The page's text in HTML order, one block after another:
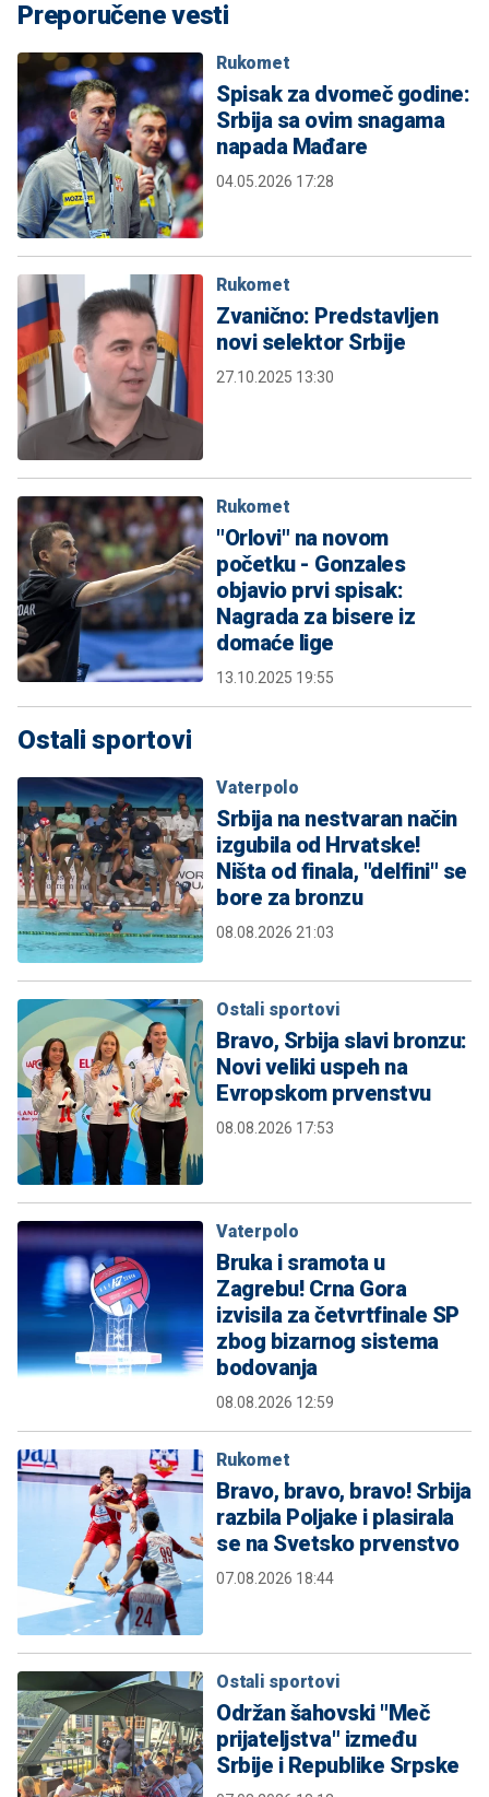
Preporučene vesti
Rukomet
Spisak za dvomeč godine:
Srbija sa ovim snagama
napada Mađare
04.05.2026 17:28
Rukomet
Zvanično: Predstavljen
novi selektor Srbije
27.10.2025 13:30
Rukomet
"Orlovi" na novom
početku - Gonzales
objavio prvi spisak:
Nagrada za bisere iz
domaće lige
13.10.2025 19:55
Ostali sportovi
Vaterpolo
Srbija na nestvaran način
izgubila od Hrvatske!
Ništa od finala, "delfini" se
bore za bronzu
08.08.2026 21:03
Ostali sportovi
Bravo, Srbija slavi bronzu:
Novi veliki uspeh na
Evropskom prvenstvu
08.08.2026 17:53
Vaterpolo
Bruka i sramota u
Zagrebu! Crna Gora
izvisila za četvrtfinale SP
zbog bizarnog sistema
bodovanja
08.08.2026 12:59
Rukomet
Bravo, bravo, bravo! Srbija
razbila Poljake i plasirala
se na Svetsko prvenstvo
07.08.2026 18:44
Ostali sportovi
Održan šahovski "Meč
prijateljstva" između
Srbije i Republike Srpske